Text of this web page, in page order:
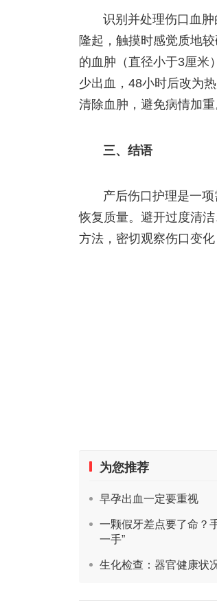
识别并处理伤口血
隆起，触摸时感觉质地
的血肿（直径小于3厘米
少出血，48小时后改为
清除血肿，避免病情加重
三、结语
产后伤口护理是一
恢复质量。避开过度清
方法，密切观察伤口变
为您推荐
早孕出血一定要重视
一颗假牙差点要了命？
一手”
生化检查：器官健康状